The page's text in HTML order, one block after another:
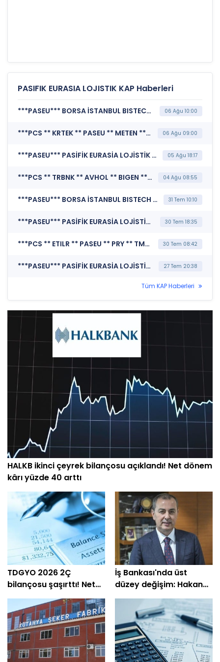
PASIFIK EURASIA LOJISTIK KAP Haberleri
***PASEU*** BORSA İSTANBUL BISTECH DEVRE KESİCİ UYGULAMASI (Pay Bazında Devre Kesici Bildirimi) 06 Ağu 10:00
***PCS ** KRTEK ** PASEU ** METEN ** EBEBK ** TKFEN ** AVHOL ** KTLEV ** PHE ** SEKFK ** PKZ*** KAMUYU AYDINLATMA PLATFORMU (Kamuyu Aydınlatma Platformu Duyurusu) 06 Ağu 09:00
***PASEU*** PASİFİK EURASİA LOJİSTİK DIŞ TİCARET A.Ş. (Olağan Dışı Fiyat ve Miktar Hareketleri) 05 Ağu 18:17
***PCS ** TRBNK ** AVHOL ** BIGEN ** FORMT ** KRTEK ** PASEU ** PRY ** TAE ** KATMR ** KTLEV ** BRKSN ** PKZ*** KAMUYU AYDINLATMA PLATFORMU (Kamuyu Aydınlatma Platformu Duyurusu) 04 Ağu 08:55
***PASEU*** BORSA İSTANBUL BISTECH DEVRE KESİCİ UYGULAMASI (Pay Bazında Devre Kesici Bildirimi) 31 Tem 10:10
***PASEU*** PASİFİK EURASİA LOJİSTİK DIŞ TİCARET A.Ş. (Katılım Finansı İlkeleri Bilgi Formu ) 30 Tem 18:35
***PCS ** ETILR ** PASEU ** PRY ** TMPOL ** PHE*** KAMUYU AYDINLATMA PLATFORMU (Kamuyu Aydınlatma Platformu Duyurusu) 30 Tem 08:42
***PASEU*** PASİFİK EURASİA LOJİSTİK DIŞ TİCARET A.Ş. (Sorumluluk Beyanı (Konsolide)) 27 Tem 20:38
Tüm KAP Haberleri
HALKB ikinci çeyrek bilançosu açıklandı! Net dönem
kârı yüzde 40 arttı
TDGYO 2026 2Ç
bilançosu şaşırttı! Net
kâr yüzde 105 bin arttı
İş Bankası'nda üst
düzey değişim: Hakan
Aran görevini
devrediyor